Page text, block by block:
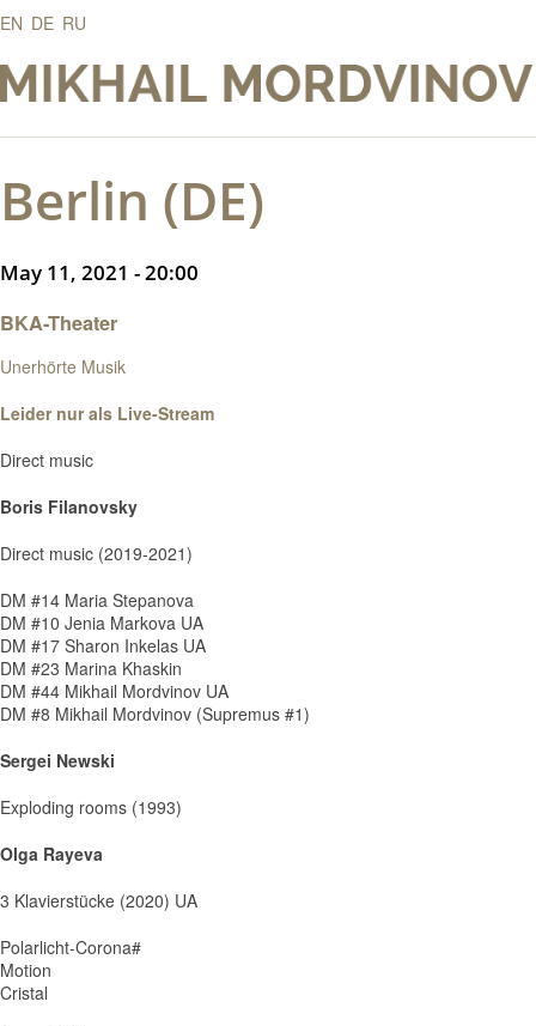
EN DE RU
Berlin (DE)
May 11, 2021 - 20:00
BKA-Theater
Unerhörte Musik
Leider nur als Live-Stream
Direct music
Boris Filanovsky
Direct music (2019-2021)
DM #14 Maria Stepanova
DM #10 Jenia Markova UA
DM #17 Sharon Inkelas UA
DM #23 Marina Khaskin
DM #44 Mikhail Mordvinov UA
DM #8 Mikhail Mordvinov (Supremus #1)
Sergei Newski
Exploding rooms (1993)
Olga Rayeva
3 Klavierstücke (2020) UA
Polarlicht-Corona#
Motion
Cristal